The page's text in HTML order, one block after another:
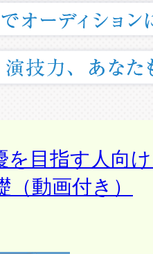
を目指す人向
動画付き）